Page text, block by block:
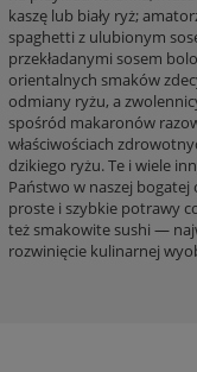
kaszę lub biały ryż;
spaghetti z ulubionym
przekładanymi sosem
orientalnych smaków
odmiany ryżu, a
spośród makaronów
właściwościach
dzikiego ryżu. Te i wiele
Państwo w naszej
proste i szybkie potrawy
też smakowite sushi —
rozwinięcie kulinarnej